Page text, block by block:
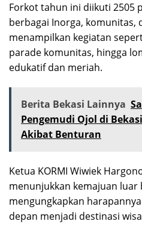
Forkot tahun ini diikuti 2505
berbagai Inorga, komunitas,
menampilkan kegiatan
parade komunitas, hingga
edukatif dan meriah.
Berita Bekasi Lainnya
Pengemudi Ojol di
Akibat Benturan
Ketua KORMI Wiwiek
menunjukkan kemajuan luar
mengungkapkan
depan menjadi destinasi